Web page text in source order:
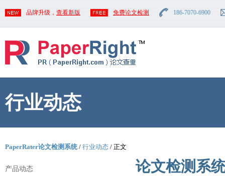
品牌升级， 查看新版 免费论文检测 186-7070-6900
行业动态
PaperRater论文检测系统/ 行业动态 / 正文
产品动态 论文检测系